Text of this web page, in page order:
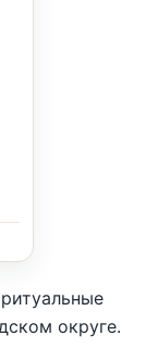
округе.